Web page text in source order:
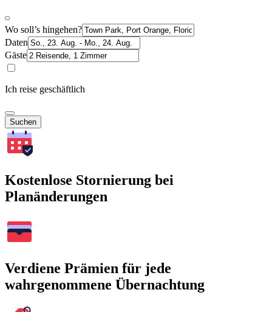
Wo soll’s hingehen?
Daten
Gäste
Ich reise geschäftlich
Suchen
Kostenlose Stornierung bei
Planänderungen
Verdiene Prämien für jede
wahrgenommene Übernachtung